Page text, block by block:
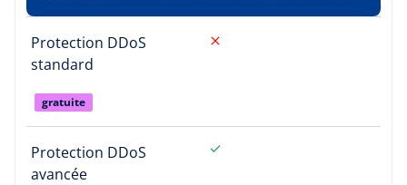
Protection DDoS
standard
gratuite
Protection DDoS
avancée